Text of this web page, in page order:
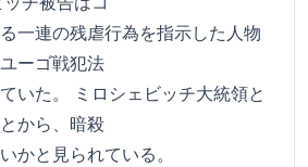
一連の残虐行為を指示した人物
ーゴ戦犯法
いた。 ミロシェビッチ大統領と
から、暗殺
かと見られている。